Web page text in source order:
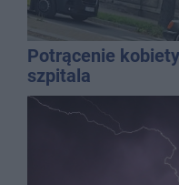
Potrącenie
szpitala